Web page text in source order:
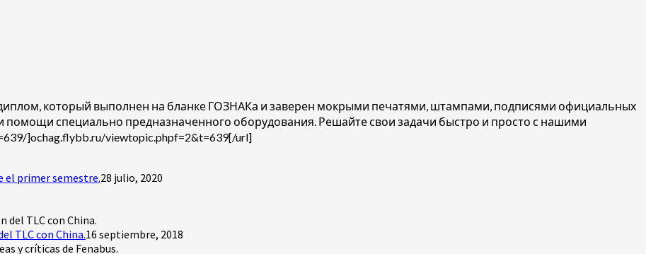
который выполнен на бланке ГОЗНАКа и заверен мокрыми печатями, штампами, подписями официальных
специально предназначенного оборудования. Решайте свои задачи быстро и просто с нашими
]ochag.flybb.ru/viewtopic.phpf=2&t=639[/url]
el primer semestre.28 julio, 2020
TLC con China.16 septiembre, 2018